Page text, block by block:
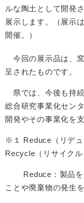
ルな陶土として開発
展示します。（展示
開催。）
今回の展示品は、
呈されたものです。
県では、今後も持
総合研究事業化セン
開発やその事業化を
※１ Reduce（リデュ
Recycle（リサイクル
Reduce：製品を
ことや廃棄物の発生